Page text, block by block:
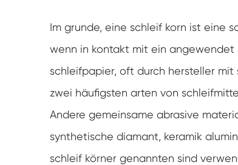
Im grunde, eine schleif korn ist eine
wenn in kontakt mit ein
schleifpapier, oft durch hersteller mit
zwei häufigsten arten von
Andere gemeinsame abrasive
synthetische diamant, keramik
schleif körner genannten sind